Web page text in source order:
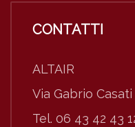
CONTATTI
ALTAIR
Via Gabrio
Tel. 06 43 42 43